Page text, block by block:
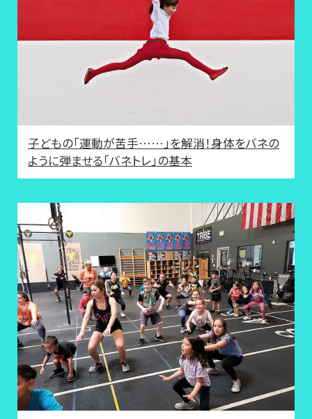
子どもの「運動が苦手……」を解消！身体をバネの
ように弾ませる「バネトレ」の基本